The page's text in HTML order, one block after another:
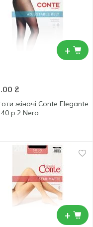
+
₴
жіночі Conte Elegante
р.2 Nero
+